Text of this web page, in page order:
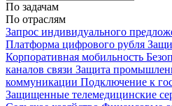
По задачам
По отраслям
Запрос индивидуального
Платформа цифрового рубля
Корпоративная мобильность
каналов связи Защита
коммуникации Подключение к
Защищенные телемедицинские